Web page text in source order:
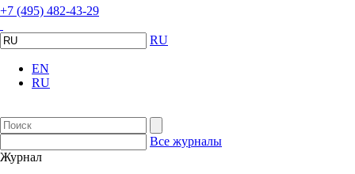
+7 (495) 482-43-29
RU
EN
RU
Все журналы
Журнал